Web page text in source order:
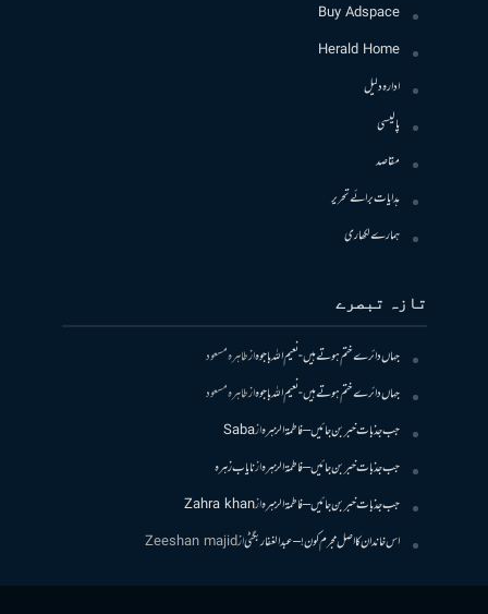
Buy Adspace
Herald Home
ادارہ دلیل
پالیسی
مقاصد
ہدایات برائے تحریر
ہمارے لکھاری
تازہ تبصرے
جہاں دائرے ختم ہوتے ہیں- نعیم اللہ باجوہازطاہرہ مسعود
جہاں دائرے ختم ہوتے ہیں- نعیم اللہ باجوہازطاہرہ مسعود
جب جذبات خبر بن جائیں – فاطمۃالزہرہازSaba
جب جذبات خبر بن جائیں – فاطمۃالزہرہازنایاب زہرہ
جب جذبات خبر بن جائیں – فاطمۃالزہرہازZahra khan
اس خاندان کا اصل مجرم کون! – عبدالغفار بگٹیازZeeshan majid